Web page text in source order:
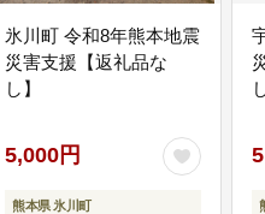
氷川町 令和8年熊本地震
災害支援【返礼品な
し】
5,000円
熊本県 氷川町